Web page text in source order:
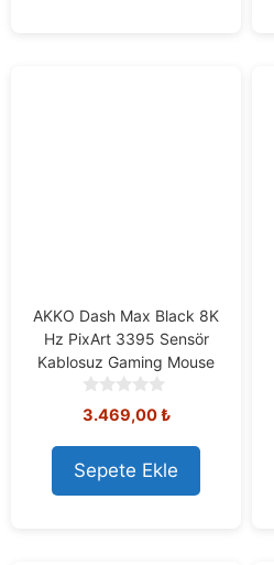
AKKO Dash Max Black 8K
Hz PixArt 3395 Sensör
Kablosuz Gaming Mouse
0
o
u
t
o
f
3.469,00₺
Sepete Ekle